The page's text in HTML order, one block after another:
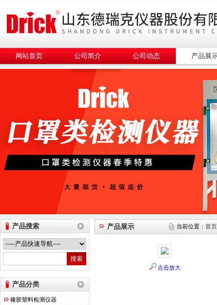
山东德瑞克仪器股份有限公司
网站首页 公司简介 公司动态 产品展
产品搜索
产品分类
橡胶塑料检测仪器
产品展示 当前位置： 首页
点击放大